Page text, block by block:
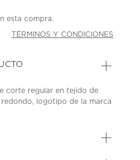
esta compra.
TÉRMINOS Y CONDICIONES
corte regular en tejido de
logotipo de la marca